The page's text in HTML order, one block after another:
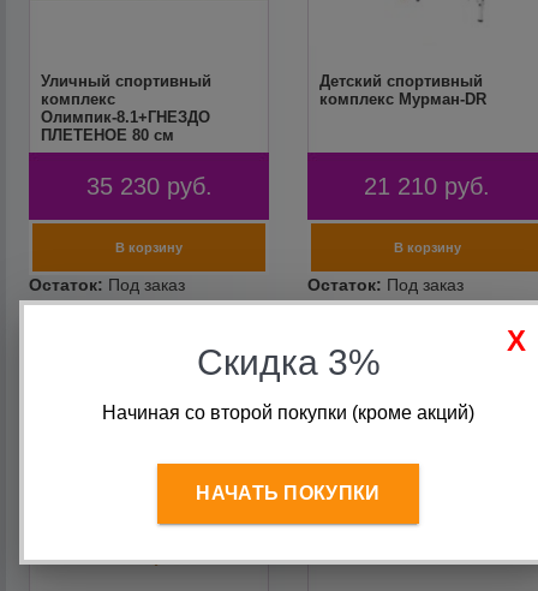
Уличный спортивный
комплекс
Олимпик-8.1+ГНЕЗДО
ПЛЕТЕНОЕ 80 см
35 230 руб.
Детский спортивный
комплекс Мурман-DR
21 210 руб.
Скидка 3%
Начиная со второй покупки (кроме акций)
НАЧАТЬ ПОКУПКИ